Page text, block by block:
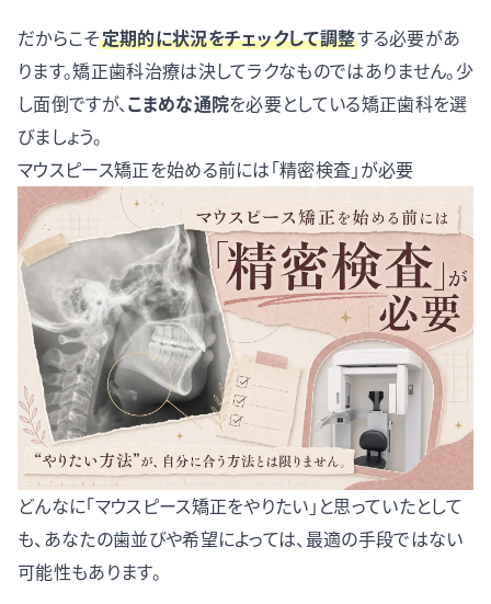
だからこそ定期的に状況をチェックして調整する必要があ
ります。矯正歯科治療は決してラクなものではありません。少
し面倒ですが、 こまめな通院を必要としている矯正歯科を選
びましょう。
マウスピース矯正を始める前には「精密検査」が必要
どんなに「マウスピース矯正をやりたい」と思っていたとして
も、あなたの歯並びや希望によっては、最適の手段ではない
可能性もあります。